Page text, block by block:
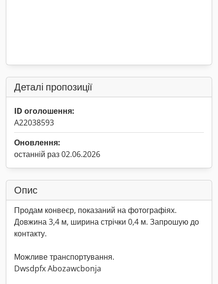
Деталі пропозиції
ID оголошення:
A22038593
Оновлення:
останній раз 02.06.2026
Опис
Продам конвеєр, показаний на фотографіях.
Довжина 3,4 м, ширина стрічки 0,4 м. Запрошую до
контакту.
Можливе транспортування.
Dwsdpfx Abozawcbonja